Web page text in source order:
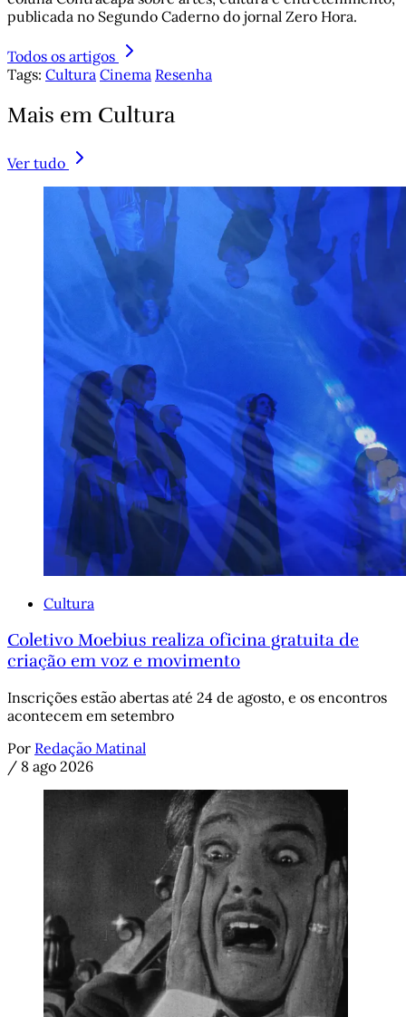
publicada no Segundo Caderno do jornal Zero Hora.
Todos os artigos
Tags: Cultura Cinema Resenha
Mais em Cultura
Ver tudo
Cultura
Coletivo Moebius realiza oficina gratuita de
criação em voz e movimento
Inscrições estão abertas até 24 de agosto, e os encontros
acontecem em setembro
Por Redação Matinal
/ 8 ago 2026